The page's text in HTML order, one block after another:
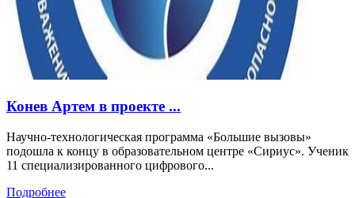
Конев Артем в проекте ...
Научно-технологическая программа «Большие вызовы»
подошла к концу в образовательном центре «Сириус». Ученик
11 специализированного цифрового...
Подробнее